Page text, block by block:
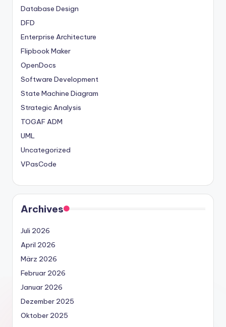
Database Design
DFD
Enterprise Architecture
Flipbook Maker
OpenDocs
Software Development
State Machine Diagram
Strategic Analysis
TOGAF ADM
UML
Uncategorized
VPasCode
Archives
Juli 2026
April 2026
März 2026
Februar 2026
Januar 2026
Dezember 2025
Oktober 2025